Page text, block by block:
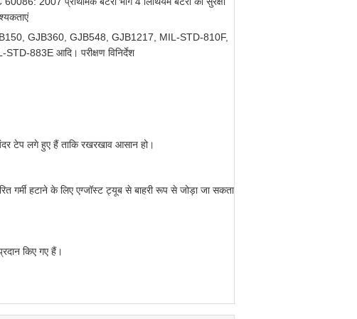
GJB360, GJB548, GJB1217, MIL-STD-810F,
STD-883E आदि। परीक्षण विनिर्देश
टेप लगे हुए हैं ताकि रखरखाव आसान हो।
गर्मी हटाने के लिए एग्जॉस्ट ट्यूब से बाहरी रूप से जोड़ा जा सकता
किए गए हैं।